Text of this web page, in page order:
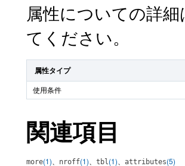
属性についての詳
てください。
属性タイプ
使用条件
関連項目
more(1) nroff(1) tbl(1) attributes(5)